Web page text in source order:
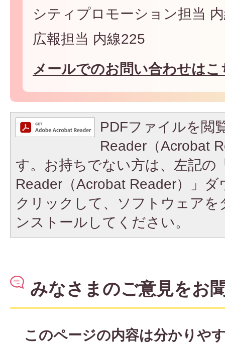
シティプロモーション担当
広報担当 内線225
メールでのお問い合わせは
PDFファイルを閲
Reader（Acrobat
す。お持ちでない方は、左記の
Reader（Acrobat Reader）」
クリックして、ソフトウェア
ンストールしてください。
みなさまのご意見をお
このページの内容は分かりや